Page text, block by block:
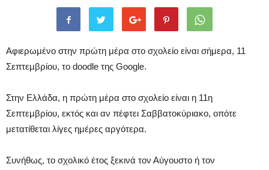
Αφιερωμένο στην πρώτη μέρα στο σχολείο είναι σήμερα, 11
Σεπτεμβρίου, το doodle της Google.
Στην Ελλάδα, η πρώτη μέρα στο σχολείο είναι η 11η
Σεπτεμβρίου, εκτός και αν πέφτει Σαββατοκύριακο, οπότε
μετατίθεται λίγες ημέρες αργότερα.
Συνήθως, το σχολικό έτος ξεκινά τον Αύγουστο ή τον